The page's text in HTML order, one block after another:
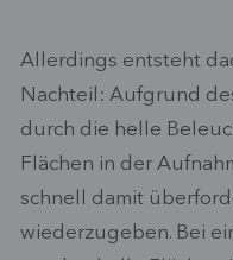
Allerdings entsteht
Nachteil: Aufgrund
durch die helle
Flächen in der
schnell damit
wiederzugeben. Bei